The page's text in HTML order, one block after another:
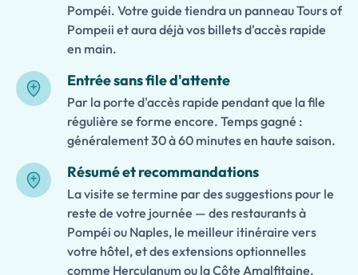
Pompéi. Votre guide tiendra un panneau Tours of
Pompeii et aura déjà vos billets d'accès rapide
en main.
Entrée sans file d'attente
Par la porte d'accès rapide pendant que la file
régulière se forme encore. Temps gagné :
généralement 30 à 60 minutes en haute saison.
Résumé et recommandations
La visite se termine par des suggestions pour le
reste de votre journée — des restaurants à
Pompéi ou Naples, le meilleur itinéraire vers
votre hôtel, et des extensions optionnelles
comme Herculanum ou la Côte Amalfitaine.